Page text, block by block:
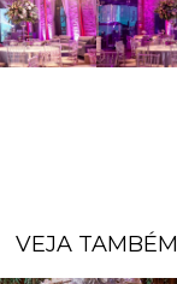
VEJA TAMBÉM